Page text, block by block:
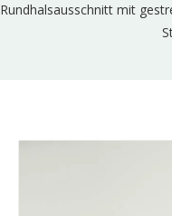
Rundhalsausschnitt mit